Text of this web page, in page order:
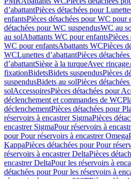
d’abattantPièces détachées pour
enfantsPièces détachées pour WC pour
détachées pour WC suspendusWC au
au solAbattants WC pour enfantsPièces
WC pour enfantsAbattants WCPièces
WCLunettes d’abattantPièces
d’abattantSiège à la turqueAvec rinçage
fixationBidetsBidets suspendusPièces
suspendusBidets au solPièces
solAccessoiresPièces détachées pour
déclenchement et commandes de WC
déclenchementPièces détachées pour
réservoirs à encastrer SigmaPièces
encastrer SigmaPour réservoirs à
pour Pour réservoirs à encastrer Omega
KappaPièces détachées pour Pour
réservoirs à encastrer DeltaPièces
encastrer DeltaPour les réservoirs à
détachées pour Pour les réservoirs à